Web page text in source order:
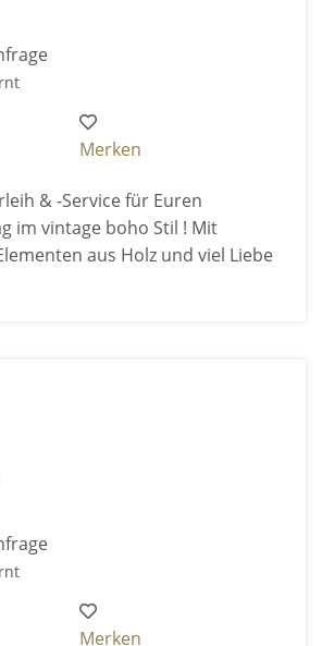
Merken
& -Service für Euren
im vintage boho Stil ! Mit
aus Holz und viel Liebe
Merken